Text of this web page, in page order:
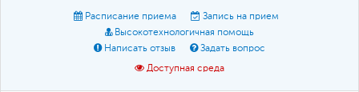
Расписание приема
Запись на прием
Высокотехнологичная помощь
Написать отзыв
Задать вопрос
Доступная среда